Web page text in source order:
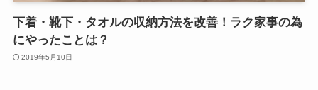
下着・靴下・タオルの収納方法を改善！ラク家事の為
にやったことは？
2019年5月10日